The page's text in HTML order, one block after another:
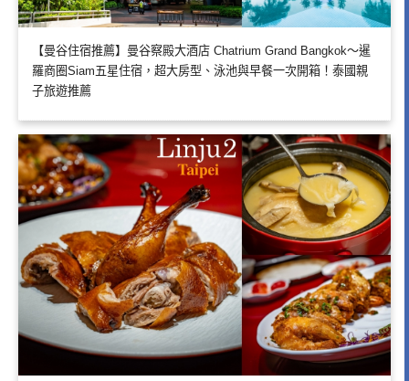
【曼谷住宿推薦】曼谷察殿大酒店 Chatrium Grand Bangkok～暹
羅商圈Siam五星住宿，超大房型、泳池與早餐一次開箱！泰國親
子旅遊推薦